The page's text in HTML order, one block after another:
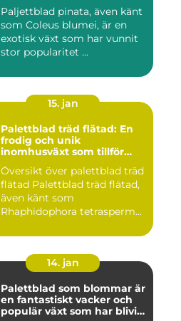
Paljettblad pinata, även känt
som Coleus blumei, är en
exotisk växt som har vunnit
stor popularitet ...
15. jan
Palettblad träd flätad: En
frodig och unik
inomhusväxt som tillför
färg till ditt hem
Översikt över palettblad träd
flätad Palettblad träd flätad,
även känt som
Rhaphidophora tetrasperm...
14. jan
Palettblad som blommar är
en fantastiskt vacker och
populär växt som har blivit